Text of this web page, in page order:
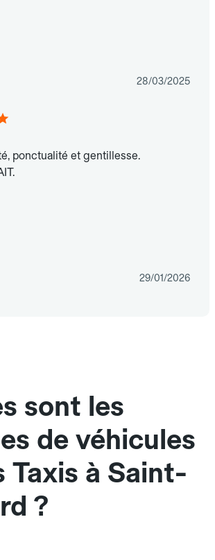
28/03/2025
ponctualité et gentillesse.
29/01/2026
sont les
de véhicules
Taxis à Saint-
?